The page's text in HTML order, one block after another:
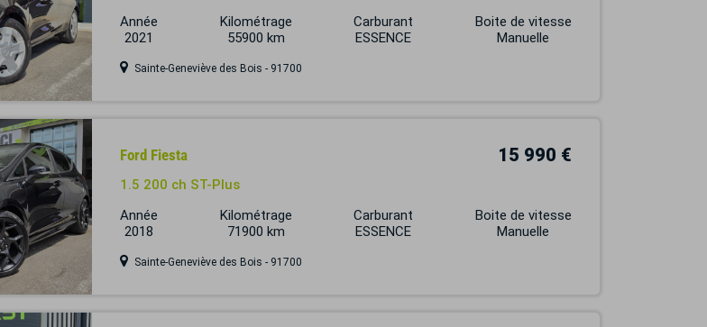
Année
2021
Kilométrage
55900 km
Carburant
ESSENCE
Boite de vitesse
Manuelle
Sainte-Geneviève des Bois - 91700
Ford Fiesta 15 990 €
1.5 200 ch ST-Plus
Année
2018
Kilométrage
71900 km
Carburant
ESSENCE
Boite de vitesse
Manuelle
Sainte-Geneviève des Bois - 91700